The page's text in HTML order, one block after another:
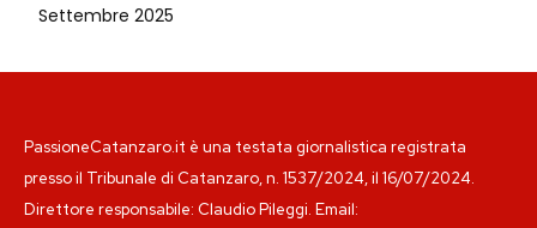
Settembre 2025
PassioneCatanzaro.it è una testata giornalistica registrata
presso il Tribunale di Catanzaro, n. 1537/2024, il 16/07/2024.
Direttore responsabile: Claudio Pileggi. Email: